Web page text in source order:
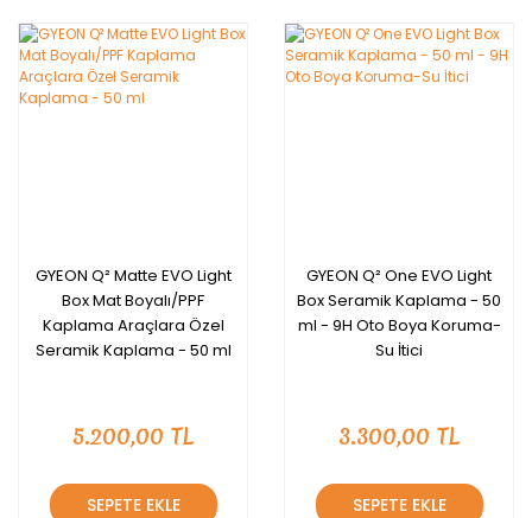
GYEON Q² Matte EVO Light
Box Mat Boyalı/PPF
Kaplama Araçlara Özel
Seramik Kaplama - 50 ml
5.200,00 TL
SEPETE EKLE
GYEON Q² One EVO Light
Box Seramik Kaplama - 50
ml - 9H Oto Boya Koruma-
Su İtici
3.300,00 TL
SEPETE EKLE